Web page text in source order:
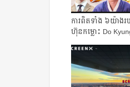
ការពិតទាំង ៦យ៉ាងរ
ហ៊ុនកម្លោះ Do